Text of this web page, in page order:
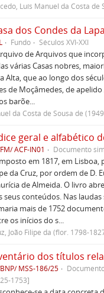
Luís Manuel da Costa de
dos Condes da Lapa
Fundo Séculos XVI-XXI
de Arquivos que
várias Casas nobres,
Alta, que ao longo dos
de Moçâmedes, de
barõe...
da Costa de Sousa de
ACF-IN01 Documento
em 1817, em Lisboa,
da Cruz, por ordem de D.
de Almeida. O livro
seus conteúdos. Nas laudas
mais de 1752
os inícios do s...
João Filipe da (flor. 1798-
MSS-186/25
1753]